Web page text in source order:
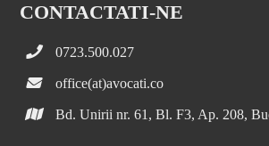
CONTACTATI-NE
0723.500.027
office(at)avocati.co
Bd. Unirii nr. 61, Bl. F3, Ap. 208,